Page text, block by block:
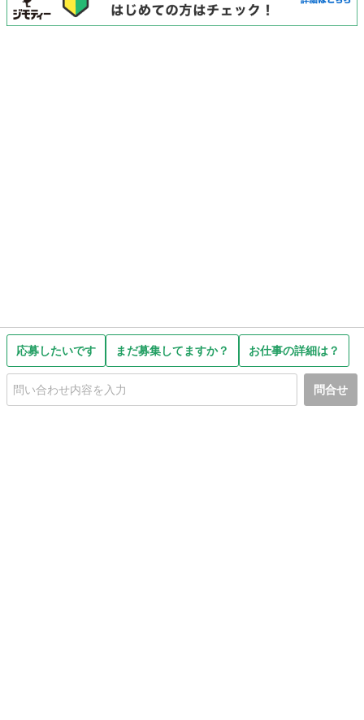
応募したいです まだ募集してますか？ お仕事の詳細は？
問合せ